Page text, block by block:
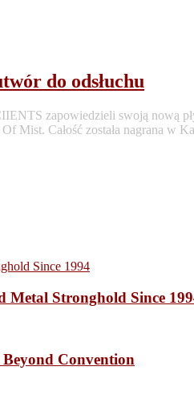
do odsłuchu
zapowiedzieli swoją nową
Mist. Całość została nagrana
Metal Stronghold Since
Convention